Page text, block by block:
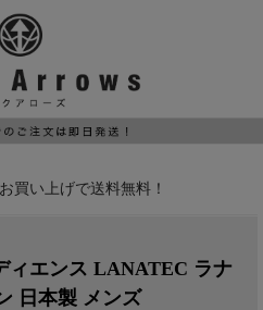
買い上げで送料無料！
ィエンス LANATEC ラナ
日本製 メンズ